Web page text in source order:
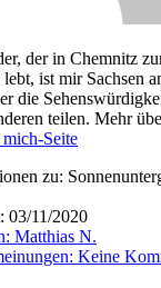
der in Chemnitz
ist mir Sachsen
die
teilen. Mehr
Seite
zu:
03/11/2020
Matthias N.
Keine